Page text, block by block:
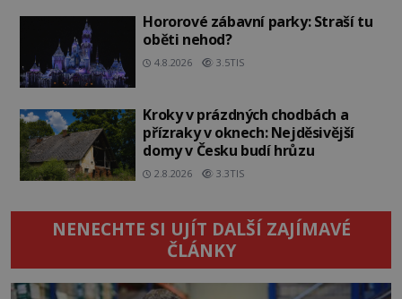
Hororové zábavní parky: Straší tu
oběti nehod?
4.8.2026 3.5TIS
Kroky v prázdných chodbách a
přízraky v oknech: Nejděsivější
domy v Česku budí hrůzu
2.8.2026 3.3TIS
NENECHTE SI UJÍT DALŠÍ ZAJÍMAVÉ
ČLÁNKY